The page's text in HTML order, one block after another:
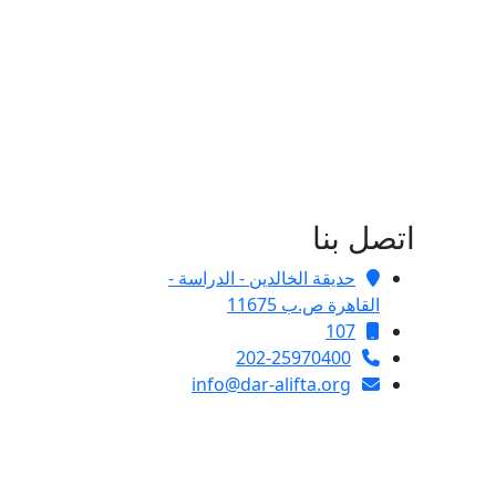
اتصل بنا
حديقة الخالدين - الدراسة -
القاهرة ص.ب 11675
107
202-25970400
info@dar-alifta.org